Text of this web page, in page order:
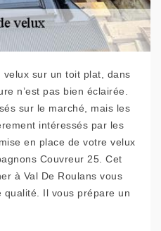
velux sur un toit plat, dans
n’est pas bien éclairée.
sur le marché, mais les
intéressés par les
en place de votre velux
Couvreur 25. Cet
à Val De Roulans vous
qualité. Il vous prépare un